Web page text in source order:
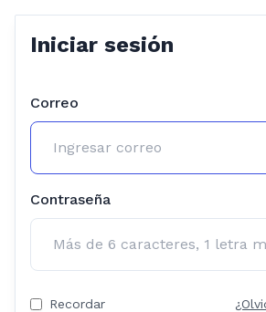
Iniciar sesión
Correo
Contraseña
Recordar